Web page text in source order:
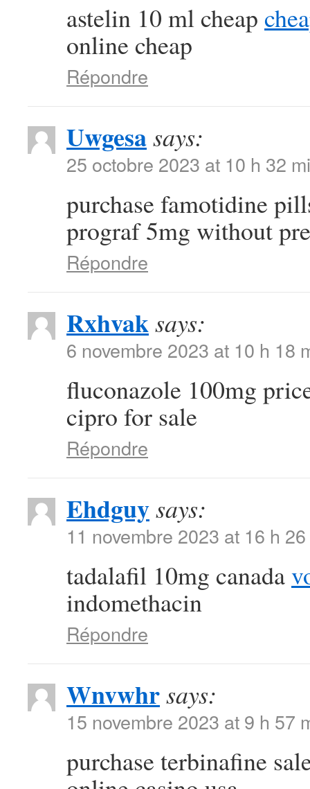
astelin 10 ml cheap
online cheap
Répondre
Uwgesasays:
25 octobre 2023 at 10 h 32
purchase famotidine
prograf 5mg without
Répondre
Rxhvaksays:
6 novembre 2023 at 10 h 18
fluconazole 100mg
cipro for sale
Répondre
Ehdguysays:
11 novembre 2023 at 16 h
tadalafil 10mg canada
indomethacin
Répondre
Wnvwhrsays:
15 novembre 2023 at 9 h 57
purchase terbinafine